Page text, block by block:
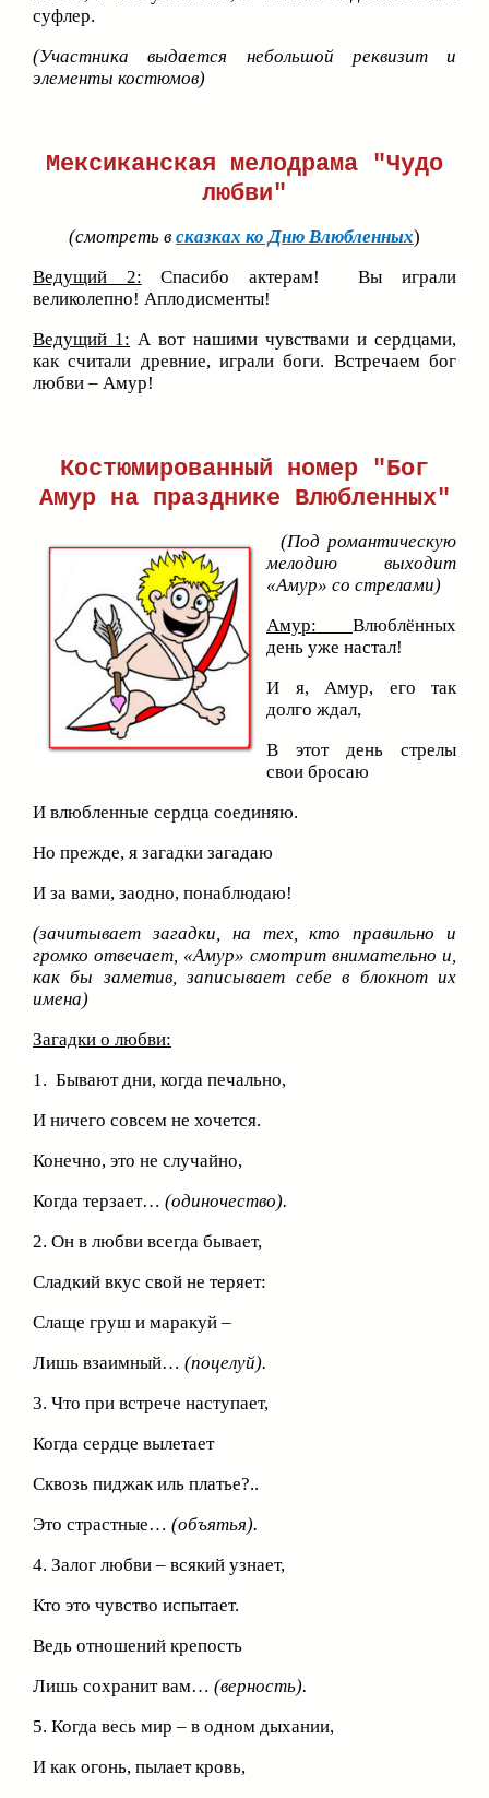
суфлер.
(Участника выдается небольшой реквизит и
элементы костюмов)
Мексиканская мелодрама "Чудо
любви"
(смотреть в сказках ко Дню Влюбленных)
Ведущий 2: Спасибо актерам! Вы играли
великолепно! Аплодисменты!
Ведущий 1: А вот нашими чувствами и сердцами,
как считали древние, играли боги. Встречаем бог
любви – Амур!
Костюмированный номер "Бог
Амур на празднике Влюбленных"
(Под романтическую
мелодию выходит
«Амур» со стрелами)
Амур: Влюблённых
день уже настал!
И я, Амур, его так
долго ждал,
В этот день стрелы
свои бросаю
И влюбленные сердца соединяю.
Но прежде, я загадки загадаю
И за вами, заодно, понаблюдаю!
(зачитывает загадки, на тех, кто правильно и
громко отвечает, «Амур» смотрит внимательно и,
как бы заметив, записывает себе в блокнот их
имена)
Загадки о любви:
1. Бывают дни, когда печально,
И ничего совсем не хочется.
Конечно, это не случайно,
Когда терзает… (одиночество).
2. Он в любви всегда бывает,
Сладкий вкус свой не теряет:
Слаще груш и маракуй –
Лишь взаимный… (поцелуй).
3. Что при встрече наступает,
Когда сердце вылетает
Сквозь пиджак иль платье?..
Это страстные… (объятья).
4. Залог любви – всякий узнает,
Кто это чувство испытает.
Ведь отношений крепость
Лишь сохранит вам… (верность).
5. Когда весь мир – в одном дыхании,
И как огонь, пылает кровь,